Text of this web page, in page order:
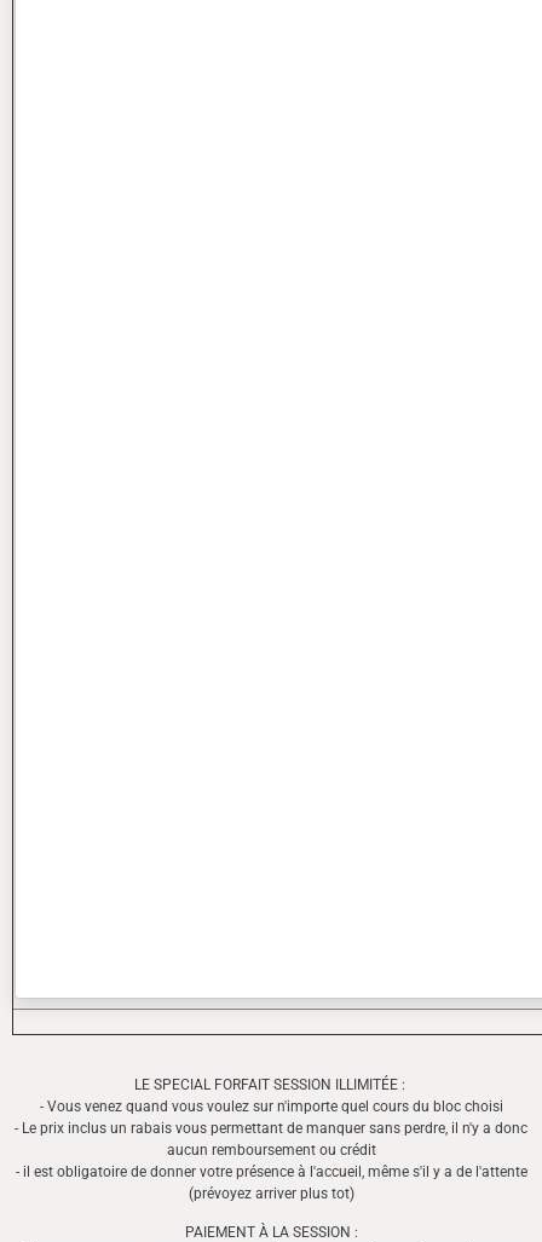
LE SPECIAL FORFAIT SESSION ILLIMITÉE :
- Vous venez quand vous voulez sur n'importe quel cours du bloc choisi
- Le prix inclus un rabais vous permettant de manquer sans perdre, il n'y a donc
aucun remboursement ou crédit
- il est obligatoire de donner votre présence à l'accueil, même s'il y a de l'attente
(prévoyez arriver plus tot)
PAIEMENT À LA SESSION :